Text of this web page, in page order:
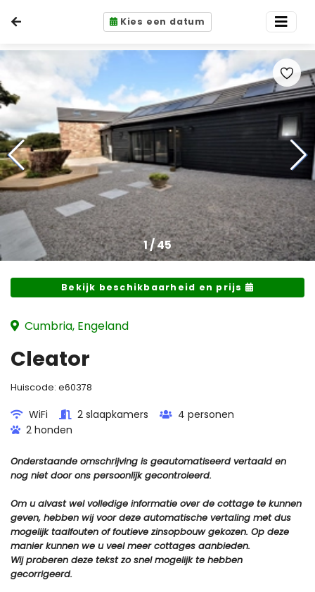
Kies een datum
1/45
Bekijk beschikbaarheid en prijs
Cumbria, Engeland
Cleator
Huiscode: e60378
WiFi 2 slaapkamers
4 personen
2 honden
Onderstaande omschrijving is geautomatiseerd vertaald en
nog niet door ons persoonlijk gecontroleerd.
Om u alvast wel volledige informatie over de cottage te kunnen
geven, hebben wij voor deze automatische vertaling met dus
mogelijk taalfouten of foutieve zinsopbouw gekozen. Op deze
manier kunnen we u veel meer cottages aanbieden.
Wij proberen deze tekst zo snel mogelijk te hebben
gecorrigeerd.